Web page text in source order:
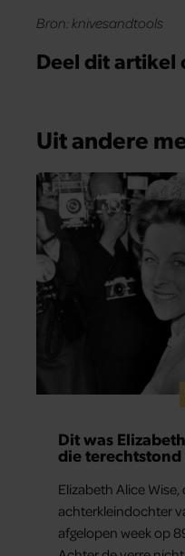
Bron: knivesandtools
Deel dit artikel
Uit andere
Dit was
die
Elizabeth Alice
achterkleindochter
afgelopen week op